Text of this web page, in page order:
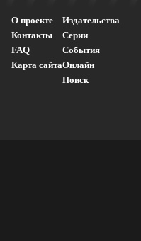
О проекте
Контакты
FAQ
Карта сайта
Издательства
Серии
События
Онлайн
Поиск